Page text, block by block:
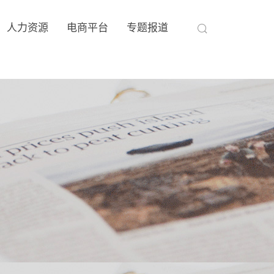
人力资源 电商平台 专题报道 